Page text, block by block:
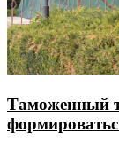
Таможенный